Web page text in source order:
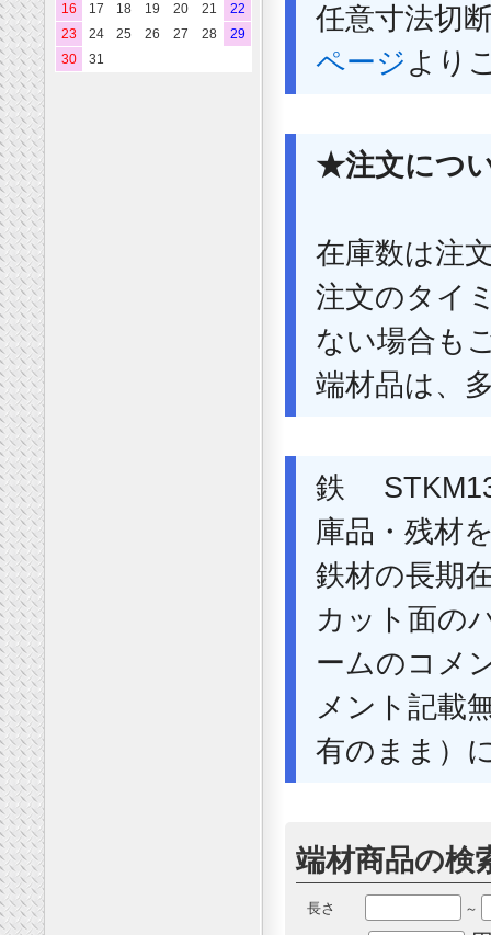
任意寸法切
ページより
★注文につ
在庫数は注
注文のタイ
ない場合も
端材品は、
鉄
庫品・残材
鉄材の長期
カット面の
ームのコメ
メント記載
有のまま）
端材商品の検
長さ ～
16
17 18 19 20 21
22
23
24 25 26 27 28
29
30
31